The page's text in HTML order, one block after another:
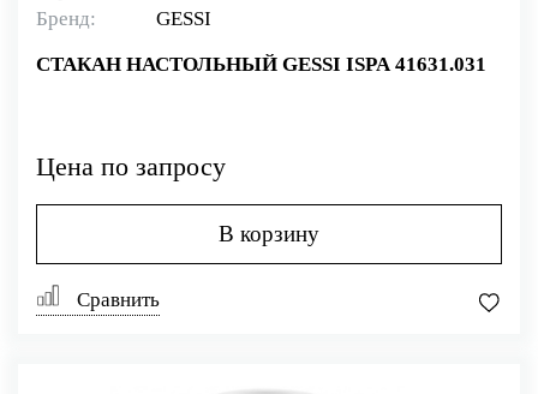
Бренд:
GESSI
СТАКАН НАСТОЛЬНЫЙ GESSI ISPA 41631.031
Цена по запросу
В корзину
Сравнить